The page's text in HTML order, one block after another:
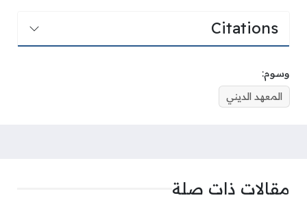
Citations
وسوم:
المعهد الديني
مقالات ذات صلة